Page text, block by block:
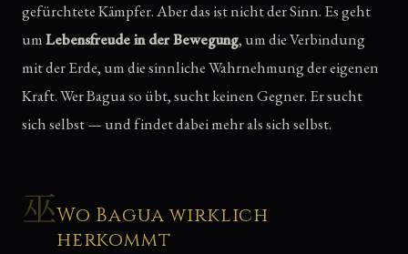
gefürchtete Kämpfer. Aber das ist nicht der Sinn. Es geht
umLebensfreude in der Bewegung, um die Verbindung
mit der Erde, um die sinnliche Wahrnehmung der eigenen
Kraft. Wer Bagua so übt, sucht keinen Gegner. Er sucht
sich selbst — und findet dabei mehr als sich selbst.
巫Wo Bagua wirklich
herkommt